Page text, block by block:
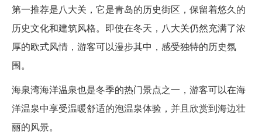
第一推荐是八大关，它是青岛的历史街区，保留着悠久的
历史文化和建筑风格。即使在冬天，八大关仍然充满了浓
厚的欧式风情，游客可以漫步其中，感受独特的历史氛
围。
海泉湾海洋温泉也是冬季的热门景点之一，游客可以在海
洋温泉中享受温暖舒适的泡温泉体验，并且欣赏到海边壮
丽的风景。